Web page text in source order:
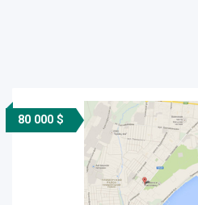
80 000 $